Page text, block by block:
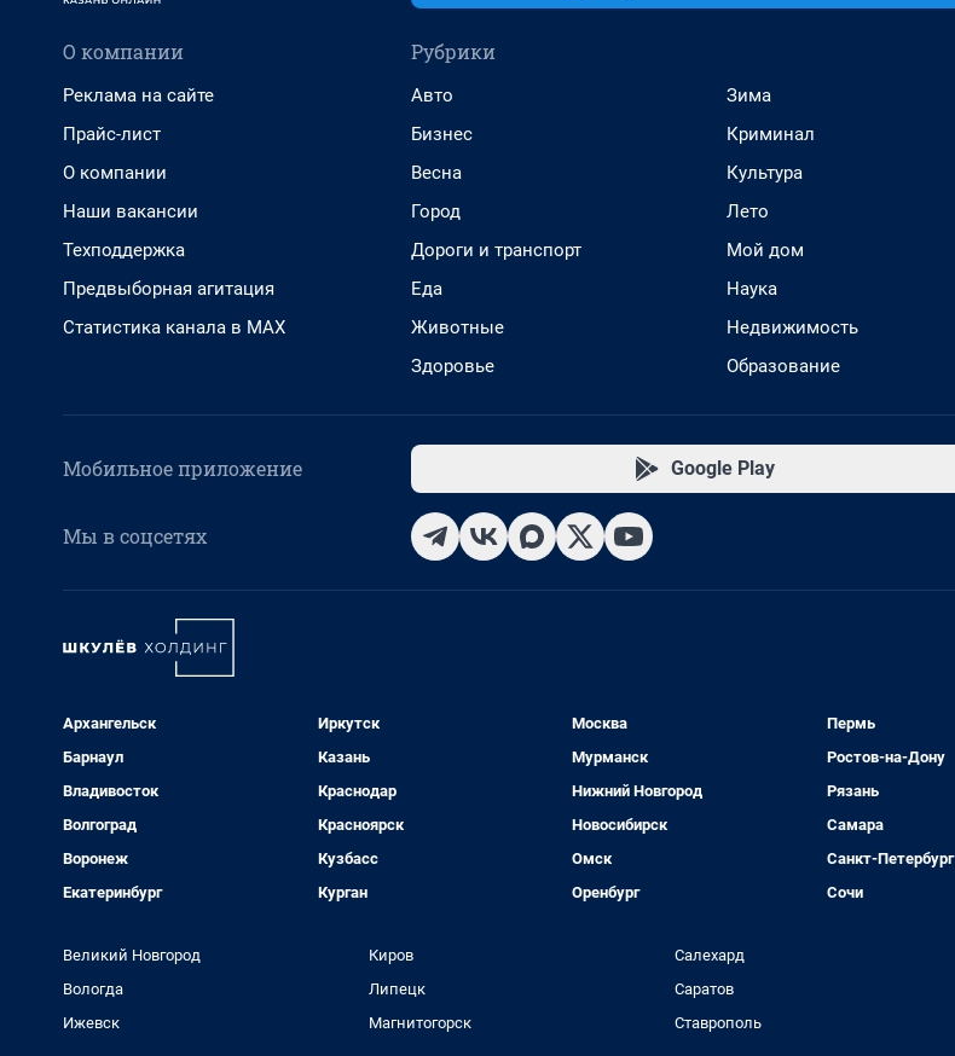
О компании
Реклама на сайте
Прайс-лист
О компании
Наши вакансии
Техподдержка
Предвыборная агитация
Статистика канала в MAX
Рубрики
Авто
Бизнес
Весна
Город
Дороги и транспорт
Еда
Животные
Здоровье
Зима
Криминал
Культура
Лето
Мой дом
Наука
Недвижимость
Образование
Мобильное приложение Google Play
Мы в соцсетях
Архангельск
Барнаул
Владивосток
Волгоград
Воронеж
Екатеринбург
Иркутск
Казань
Краснодар
Красноярск
Кузбасс
Курган
Москва
Мурманск
Нижний Новгород
Новосибирск
Омск
Оренбург
Пермь
Ростов-на-Дону
Рязань
Самара
Санкт-Петербург
Сочи
Великий Новгород
Вологда
Ижевск
Киров
Липецк
Магнитогорск
Салехард
Саратов
Ставрополь